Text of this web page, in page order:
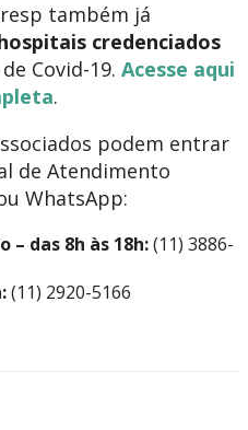
também já
credenciados
Covid-19. Acesse aqui
.
podem entrar
de Atendimento
WhatsApp:
das 8h às 18h:(11) 3886-
(11) 2920-5166